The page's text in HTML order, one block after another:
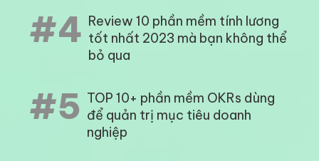
#4 Review 10 phần mềm tính lương
tốt nhất 2023 mà bạn không thể
bỏ qua
#5 TOP 10+ phần mềm OKRs dùng
để quản trị mục tiêu doanh
nghiệp